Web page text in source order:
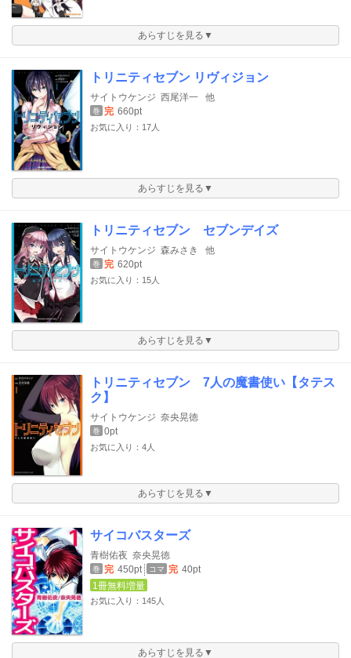
あらすじを見る▼
トリニティセブン リヴィジョン
サイトウケンジ 西尾洋一 他
巻 完 660pt
お気に入り：17人
あらすじを見る▼
トリニティセブン セブンデイズ
サイトウケンジ 森みさき 他
巻 完 620pt
お気に入り：15人
あらすじを見る▼
トリニティセブン 7人の魔書使い【タテス
ク】
サイトウケンジ 奈央晃徳
巻 0pt
お気に入り：4人
あらすじを見る▼
サイコバスターズ
青樹佑夜 奈央晃徳
巻 完 450pt コマ 完 40pt
1冊無料増量
お気に入り：145人
あらすじを見る▼